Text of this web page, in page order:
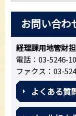
お問い合わ
経理課用地管財
電話：03-5246-
ファクス：03-
よくある質